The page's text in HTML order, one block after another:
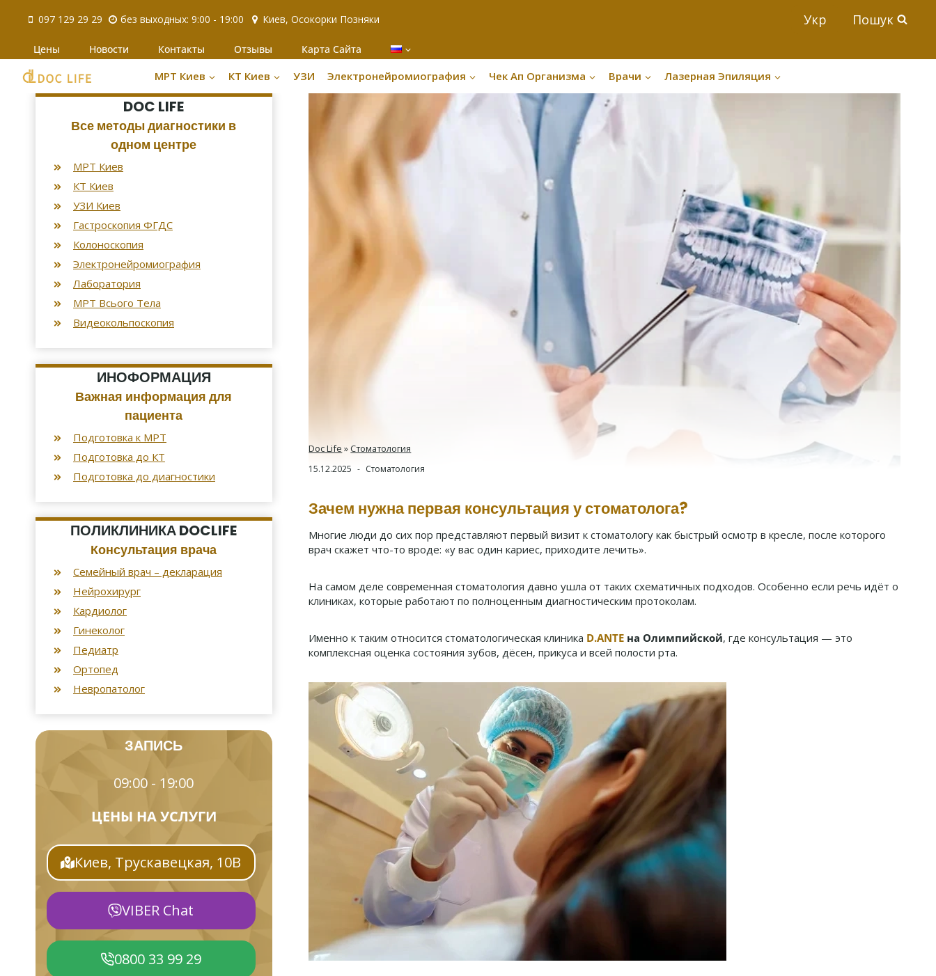
097 129 29 29 без выходных: 9:00 - 19:00 Киев, Осокорки Позняки Укр Пошук
Цены Новости Контакты Отзывы Карта Сайта
МРТ Киев КТ Киев УЗИ Электронейромиография Чек Ап Организма Врачи Лазерная Эпиляция
Doc Life »Стоматология
15.12.2025 Стоматология
Зачем нужна первая консультация у стоматолога?
Многие люди до сих пор представляют первый визит к стоматологу как быстрый осмотр в кресле, после которого
врач скажет что-то вроде: «у вас один кариес, приходите лечить».
На самом деле современная стоматология давно ушла от таких схематичных подходов. Особенно если речь идёт о
клиниках, которые работают по полноценным диагностическим протоколам.
Именно к таким относится стоматологическая клиника D.ANTE на Олимпийской, где консультация — это
комплексная оценка состояния зубов, дёсен, прикуса и всей полости рта.
DOC LIFE
Все методы диагностики в
одном центре
МРТ Киев
КТ Киев
УЗИ Киев
Гастроскопия ФГДС
Колоноскопия
Электронейромиография
Лаборатория
МРТ Всього Тела
Видеокольпоскопия
ИНОФОРМАЦИЯ
Важная информация для
пациента
Подготовка к МРТ
Подготовка до КТ
Подготовка до диагностики
ПОЛИКЛИНИКА DOCLIFE
Консультация врача
Семейный врач – декларация
Нейрохирург
Кардиолог
Гинеколог
Педиатр
Ортопед
Невропатолог
ЗАПИСЬ
09:00 - 19:00
ЦЕНЫ НА УСЛУГИ
Киев, Трускавецкая, 10В
VIBER Chat
0800 33 99 29